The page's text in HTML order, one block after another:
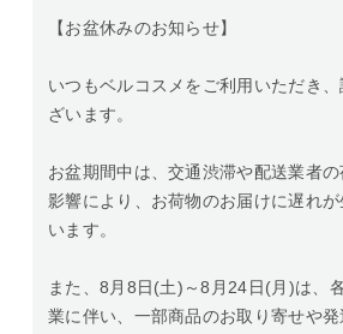
【お盆休みのお知らせ】
いつもベルコスメをご利用いただき
ざいます。
お盆期間中は、交通渋滞や配送業者
影響により、お荷物のお届けに遅れ
います。
また、8月8日(土)～8月24日(月)は、
業に伴い、一部商品のお取り寄せや